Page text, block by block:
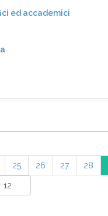
ed accademici
25 26 27 28